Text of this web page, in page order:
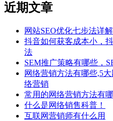
近期文章
网站SEO优化七步法详
抖音如何获客成本小，
法
SEM推广策略有哪些，
网络营销方法有哪些,5
络营销
常用的网络营销方法有
什么是网络销售科普！
互联网营销师有什么用